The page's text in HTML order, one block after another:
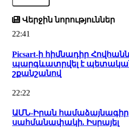
Վերջին նորություններ
22:41
Picsart-ի հիմնադիր
պարգևատրվել է
շքանշանով
22:22
ԱՄՆ-Իրան
սահմանափակի. Իսրայել